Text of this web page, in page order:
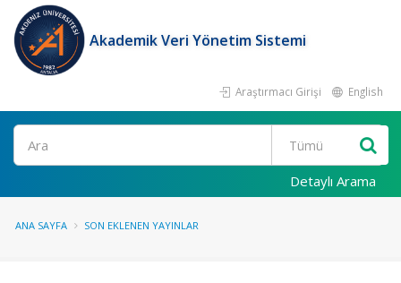
Akademik Veri Yönetim Sistemi
Araştırmacı Girişi English
Ara
Detaylı Arama
ANA SAYFA SON EKLENEN YAYINLAR